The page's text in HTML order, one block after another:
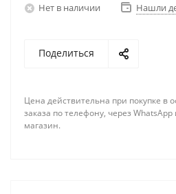
Нет в наличии Нашли
Поделиться
Цена действительна при покупке в
заказа по телефону, через
магазин.